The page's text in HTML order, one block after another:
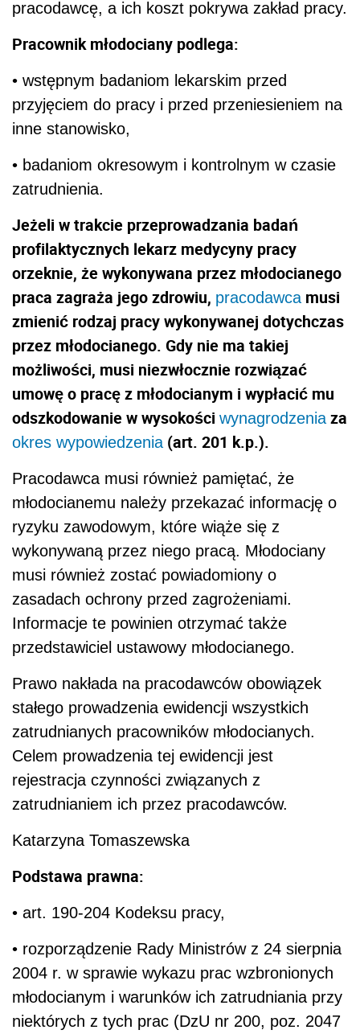
pracodawcę, a ich koszt pokrywa zakład pracy.
Pracownik młodociany podlega:
• wstępnym badaniom lekarskim przed
przyjęciem do pracy i przed przeniesieniem na
inne stanowisko,
• badaniom okresowym i kontrolnym w czasie
zatrudnienia.
Jeżeli w trakcie przeprowadzania badań
profilaktycznych lekarz medycyny pracy
orzeknie, że wykonywana przez młodocianego
praca zagraża jego zdrowiu, pracodawcamusi
zmienić rodzaj pracy wykonywanej dotychczas
przez młodocianego. Gdy nie ma takiej
możliwości, musi niezwłocznie rozwiązać
umowę o pracę z młodocianym i wypłacić mu
odszkodowanie w wysokości wynagrodzeniaza
okres wypowiedzenia(art. 201 k.p.).
Pracodawca musi również pamiętać, że
młodocianemu należy przekazać informację o
ryzyku zawodowym, które wiąże się z
wykonywaną przez niego pracą. Młodociany
musi również zostać powiadomiony o
zasadach ochrony przed zagrożeniami.
Informacje te powinien otrzymać także
przedstawiciel ustawowy młodocianego.
Prawo nakłada na pracodawców obowiązek
stałego prowadzenia ewidencji wszystkich
zatrudnianych pracowników młodocianych.
Celem prowadzenia tej ewidencji jest
rejestracja czynności związanych z
zatrudnianiem ich przez pracodawców.
Katarzyna Tomaszewska
Podstawa prawna:
• art. 190-204 Kodeksu pracy,
• rozporządzenie Rady Ministrów z 24 sierpnia
2004 r. w sprawie wykazu prac wzbronionych
młodocianym i warunków ich zatrudniania przy
niektórych z tych prac (DzU nr 200, poz. 2047